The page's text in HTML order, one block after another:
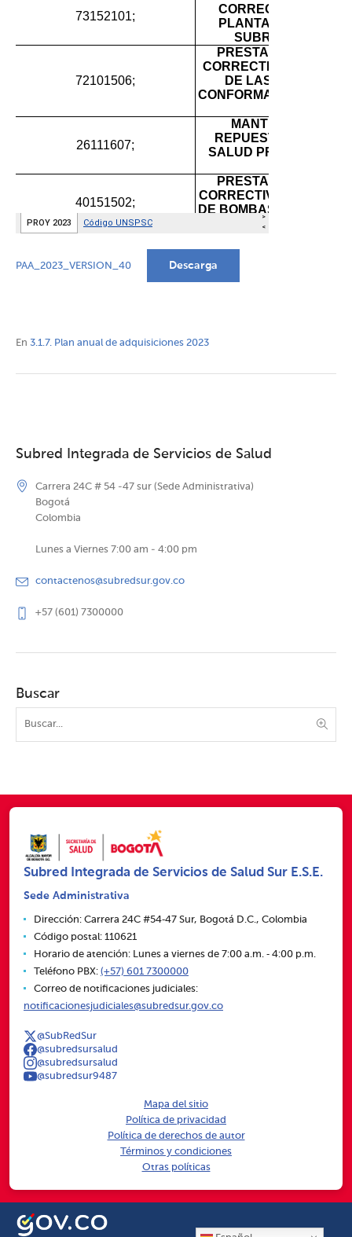
PAA_2023_VERSION_40 Descarga
En 3.1.7. Plan anual de adquisiciones 2023
Subred Integrada de Servicios de Salud
Carrera 24C # 54 -47 sur (Sede Administrativa)
Bogotá
Colombia
Lunes a Viernes 7:00 am - 4:00 pm
contactenos@subredsur.gov.co
+57 (601) 7300000
Buscar
Subred Integrada de Servicios de Salud Sur E.S.E.
Sede Administrativa
Dirección: Carrera 24C #54‑47 Sur, Bogotá D.C., Colombia
Código postal: 110621
Horario de atención: Lunes a viernes de 7:00 a.m. ‑ 4:00 p.m.
Teléfono PBX: (+57) 601 7300000
Correo de notificaciones judiciales:
notificacionesjudiciales@subredsur.gov.co
@SubRedSur
@subredsursalud
@subredsursalud
@subredsur9487
Mapa del sitio
Política de privacidad
Política de derechos de autor
Términos y condiciones
Otras políticas